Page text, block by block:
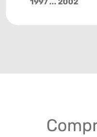
1997 ... 2002